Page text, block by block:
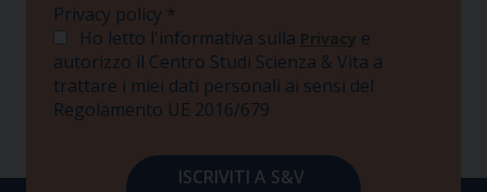
Privacy policy *
Ho letto l'informativa sulla Privacy e
autorizzo il Centro Studi Scienza & Vita a
trattare i miei dati personali ai sensi del
Regolamento UE 2016/679